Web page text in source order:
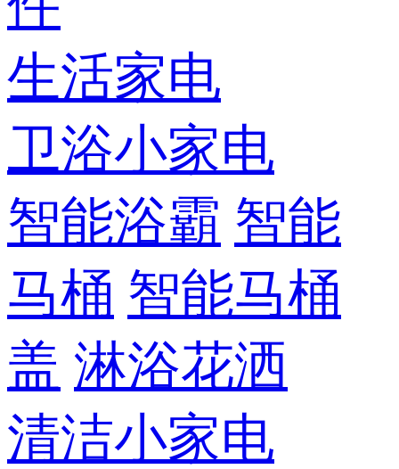
生活家电
卫浴小家电
智能浴霸 智能
马桶 智能马桶
盖 淋浴花洒
清洁小家电